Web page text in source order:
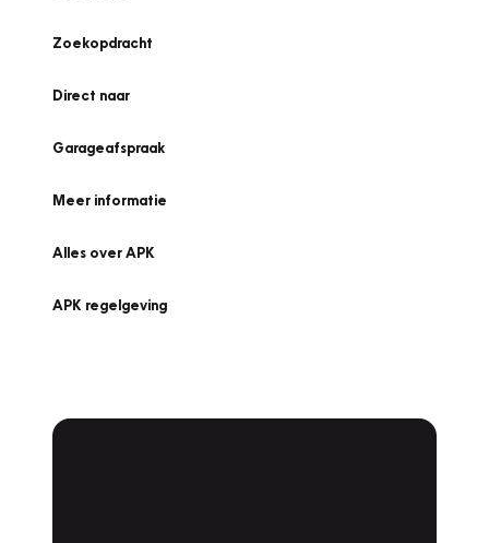
Zoekopdracht
Direct naar
Garageafspraak
Meer informatie
Alles over APK
APK regelgeving